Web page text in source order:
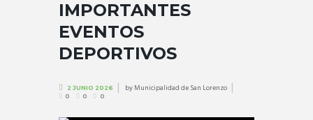
IMPORTANTES
EVENTOS
DEPORTIVOS
2 JUNIO 2026 byMunicipalidad de San Lorenzo
0 0 0